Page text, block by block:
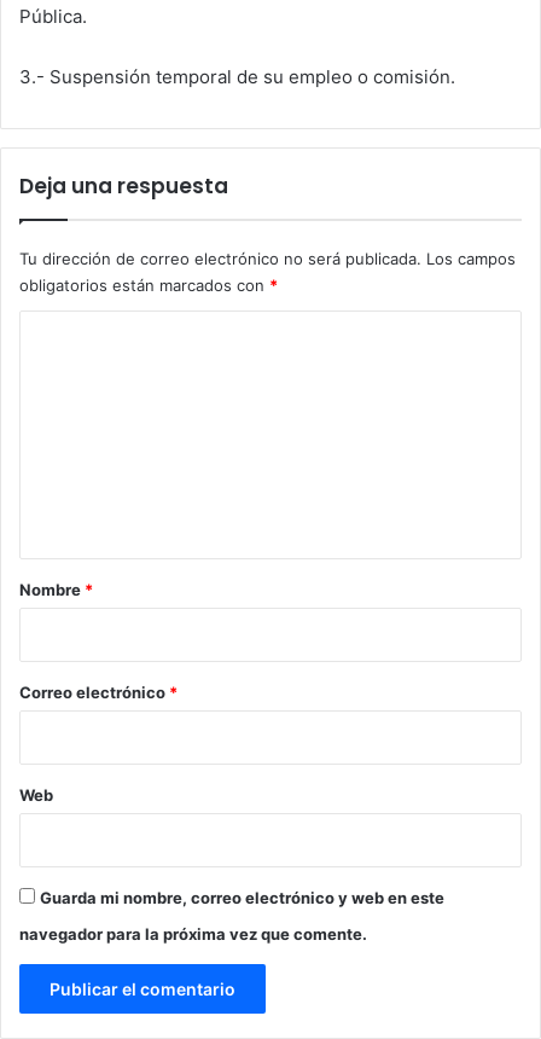
Pública.
3.- Suspensión temporal de su empleo o comisión.
Deja una respuesta
Tu dirección de correo electrónico no será publicada. Los campos
obligatorios están marcados con *
r
*
Nombre *
Correo electrónico *
Web
Guarda mi nombre, correo electrónico y web en este
navegador para la próxima vez que comente.